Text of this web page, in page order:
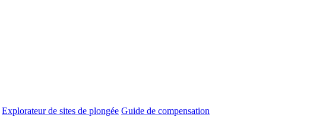
Explorateur de sites de plongée Guide de compensation